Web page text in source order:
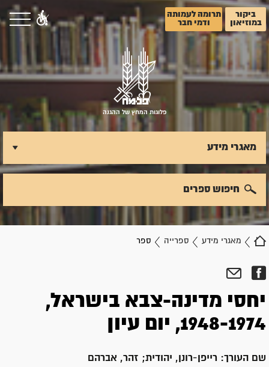
ביקור
במוזיאון
תרומה לעמותה
ודמי חבר
פלוגות המחץ של ההגנה
מאגרי מידע ספרייה ספר
מאגרי מידע
חיפוש ספרים
יחסי מדינה-צבא בישראל,
1948-1974, יום עיון
שם העורך: רייפן-רונן, יהודית; זהר, אברהם